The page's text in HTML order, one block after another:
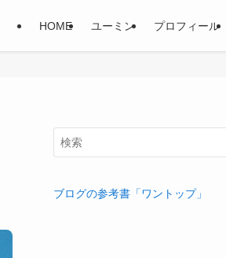
HOME ユーミン プロフィール
ブログの参考書「ワントップ」